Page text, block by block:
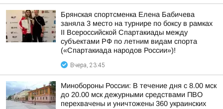
Брянская спортсменка Елена Бабичева
заняла 3 место на турнире по боксу в рамках
II Всероссийской Спартакиады между
субъектами РФ по летним видам спорта
(«Спартакиада народов России»)!
Вчера, 23:45
Минобороны России: В течение дня с 8.00 мск
до 20.00 мск дежурными средствами ПВО
перехвачены и уничтожены 360 украинских